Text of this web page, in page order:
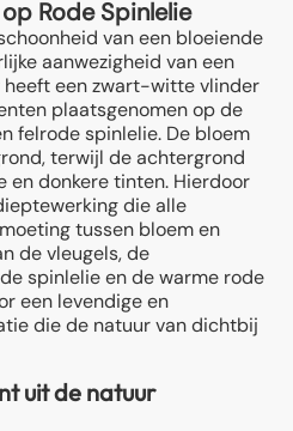
Rode Spinlelie
van een bloeiende
aanwezigheid van een
heeft een zwart-witte vlinder
plaatsgenomen op de
felrode spinlelie. De bloem
terwijl de achtergrond
en donkere tinten. Hierdoor
die alle
tussen bloem en
de vleugels, de
spinlelie en de warme rode
een levendige en
die de natuur van dichtbij
uit de natuur